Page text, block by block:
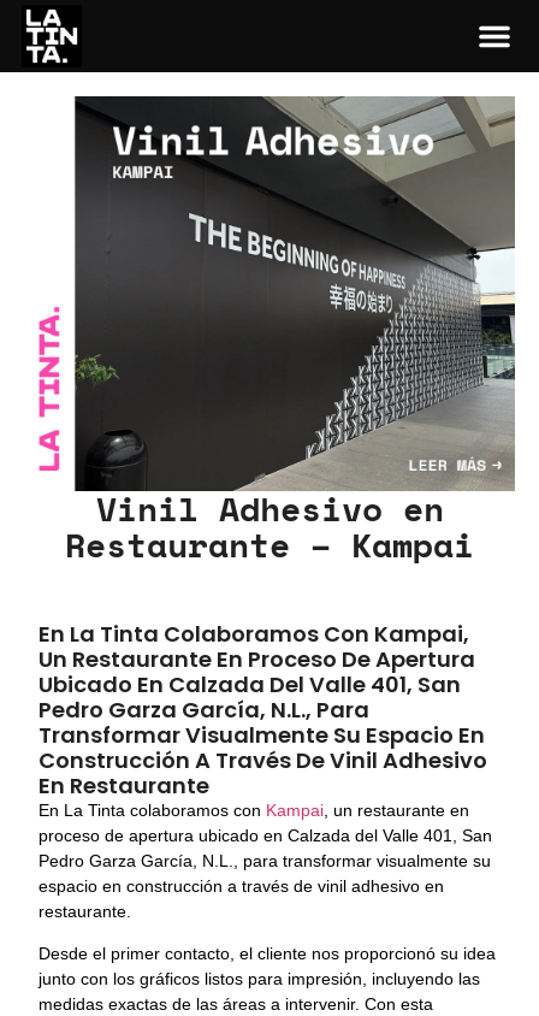
Vinil Adhesivo en
Restaurante – Kampai
En La Tinta Colaboramos Con Kampai,
Un Restaurante En Proceso De Apertura
Ubicado En Calzada Del Valle 401, San
Pedro Garza García, N.L., Para
Transformar Visualmente Su Espacio En
Construcción A Través De Vinil Adhesivo
En Restaurante
En La Tinta colaboramos con Kampai , un restaurante en
proceso de apertura ubicado en Calzada del Valle 401, San
Pedro Garza García, N.L., para transformar visualmente su
espacio en construcción a través de vinil adhesivo en
restaurante.
Desde el primer contacto, el cliente nos proporcionó su idea
junto con los gráficos listos para impresión, incluyendo las
medidas exactas de las áreas a intervenir. Con esta